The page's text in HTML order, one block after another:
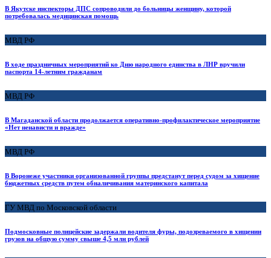
В Якутске инспекторы ДПС сопроводили до больницы женщину, которой
потребовалась медицинская помощь
МВД РФ
В ходе праздничных мероприятий ко Дню народного единства в ЛНР вручили
паспорта 14-летним гражданам
МВД РФ
В Магаданской области продолжается оперативно-профилактическое мероприятие
«Нет ненависти и вражде»
МВД РФ
В Воронеже участники организованной группы предстанут перед судом за хищение
бюджетных средств путем обналичивания материнского капитала
ГУ МВД по Московской области
Подмосковные полицейские задержали водителя фуры, подозреваемого в хищении
грузов на общую сумму свыше 4,5 млн рублей